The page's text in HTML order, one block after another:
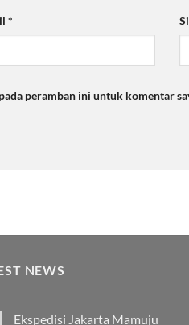
*
peramban ini untuk komentar
NEWS
Ekspedisi Jakarta Mamuju